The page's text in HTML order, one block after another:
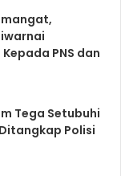
PNS dan
Tega Setubuhi
Polisi